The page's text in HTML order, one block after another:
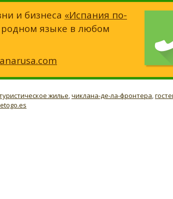
и бизнеса «Испания по-
родном языке в любом
жилье чиклана-де-ла-фронтера